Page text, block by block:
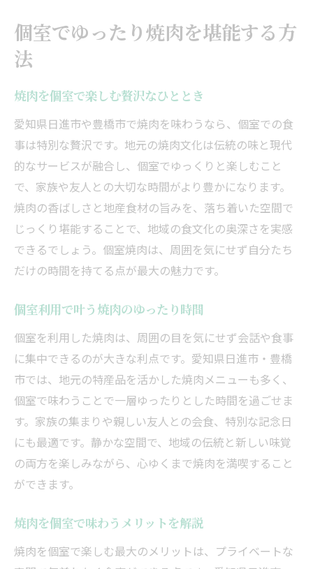
個室でゆったり焼肉を堪能する方
法
焼肉を個室で楽しむ贅沢なひととき
愛知県日進市や豊橋市で焼肉を味わうなら、個室での食
事は特別な贅沢です。地元の焼肉文化は伝統の味と現代
的なサービスが融合し、個室でゆっくりと楽しむこと
で、家族や友人との大切な時間がより豊かになります。
焼肉の香ばしさと地産食材の旨みを、落ち着いた空間で
じっくり堪能することで、地域の食文化の奥深さを実感
できるでしょう。個室焼肉は、周囲を気にせず自分たち
だけの時間を持てる点が最大の魅力です。
個室利用で叶う焼肉のゆったり時間
個室を利用した焼肉は、周囲の目を気にせず会話や食事
に集中できるのが大きな利点です。愛知県日進市・豊橋
市では、地元の特産品を活かした焼肉メニューも多く、
個室で味わうことで一層ゆったりとした時間を過ごせま
す。家族の集まりや親しい友人との会食、特別な記念日
にも最適です。静かな空間で、地域の伝統と新しい味覚
の両方を楽しみながら、心ゆくまで焼肉を満喫すること
ができます。
焼肉を個室で味わうメリットを解説
焼肉を個室で楽しむ最大のメリットは、プライベートな